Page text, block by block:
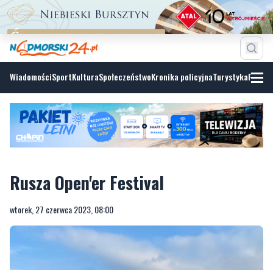
WiadomościSportKulturaSpołeczeństwoKronika policyjnaTurystyka
Rusza Open'er Festival